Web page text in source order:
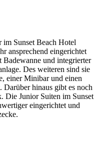
Sunset Beach Hotel
ansprechend eingerichtet
und integrierter
Des weiteren sind sie
einer Minibar und einen
Darüber hinaus gibt es noch
Die Junior Suiten im Sunset
eingerichtet und